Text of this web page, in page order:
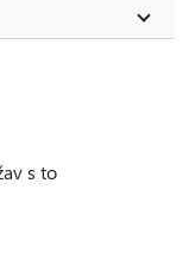
s to